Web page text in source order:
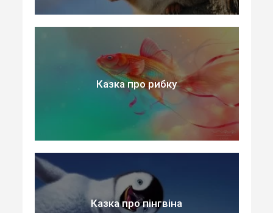
Казка про рибку
Казка про пінгвіна